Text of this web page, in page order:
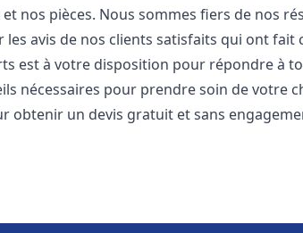
nos pièces. Nous sommes fiers de nos
avis de nos clients satisfaits qui ont fait
est à votre disposition pour répondre à
nécessaires pour prendre soin de votre
obtenir un devis gratuit et sans